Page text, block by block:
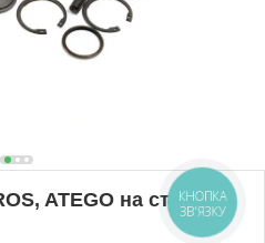
ATEGO на сторону
КНОПКА
ЗВ'ЯЗКУ